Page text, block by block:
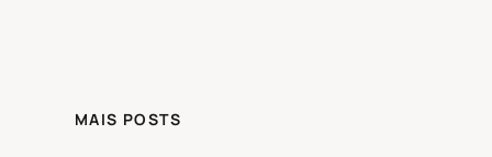
MAIS POSTS